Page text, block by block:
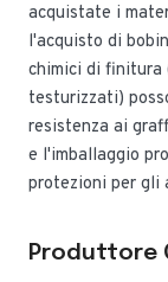
acquistate i
l'acquisto di
chimici di finitura
testurizzati)
resistenza ai
e l'imballaggio
protezioni per gli
Produttore